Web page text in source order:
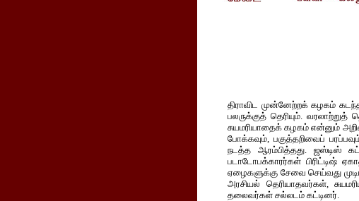
திராவிட முன்னேற்றக் கழகம்
பலருக்குத் தெரியும்.
சுயமரியாதைக் கழகம் என்னும்
போக்கவும், பகுத்தறிவைப்
நடத்த ஆரம்பித்தது. ஜஸ்டிஸ்
படாடோபக்காரர்கள் பிரிட்டிஷ்
ஏழைகளுக்கு சேவை செய்வது
அரசியல் தெரியாதவர்கள்,
தலைவர்கள் சல்லடம் கட்டினர்.